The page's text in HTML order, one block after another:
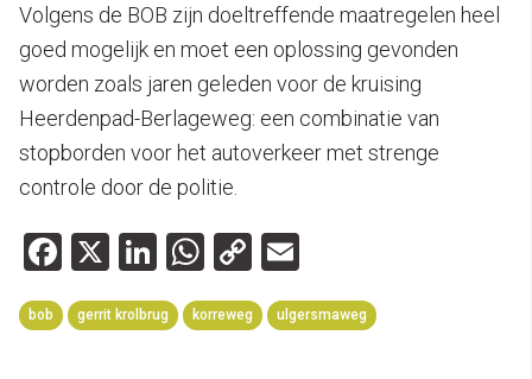
Volgens de BOB zijn doeltreffende maatregelen heel
goed mogelijk en moet een oplossing gevonden
worden zoals jaren geleden voor de kruising
Heerdenpad-Berlageweg: een combinatie van
stopborden voor het autoverkeer met strenge
controle door de politie.
Facebook
X LinkedIn
WhatsApp
Copy
Link
bob gerrit krolbrug korreweg ulgersmaweg